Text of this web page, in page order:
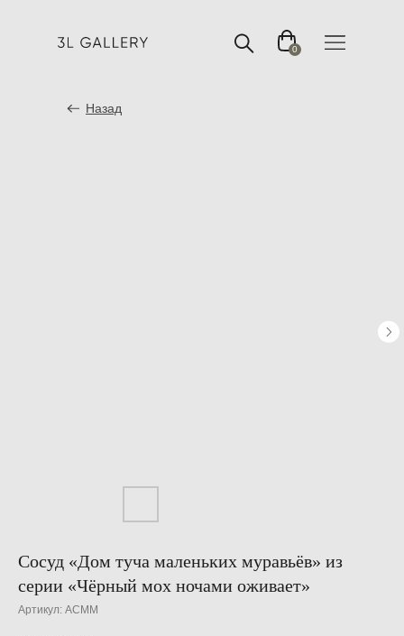
0
Назад
Сосуд «Дом туча маленьких муравьёв» из
серии «Чёрный мох ночами оживает»
Артикул: ACMM